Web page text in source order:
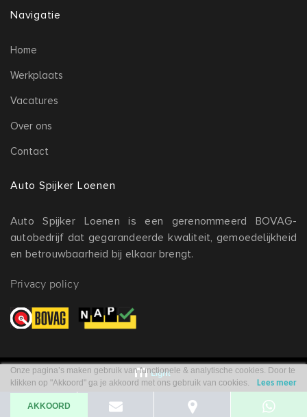
Navigatie
Home
Werkplaats
Vacatures
Over ons
Contact
Auto Spijker Loenen
Auto Spijker Loenen is een gerenommeerd BOVAG-
autobedrijf dat gegarandeerde kwaliteit, gemoedelijkheid
en betrouwbaarheid bij elkaar brengt.
Privacy policy
Onze pagina’s maken gebruik van functionele & analytische cookies. Door te
klikken op "Akkoord" ga je akkoord met ons gebruik van cookies.
Lees meer
AKKOORD